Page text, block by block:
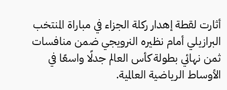
أثارت لقطة إهدار ركلة الجزاء في مباراة المنتخب
البرازيلي أمام نظيره النرويجي ضمن منافسات
ثمن نهائي بطولة كأس العالم جدلًا واسعًا في
الأوساط الرياضية العالمية.